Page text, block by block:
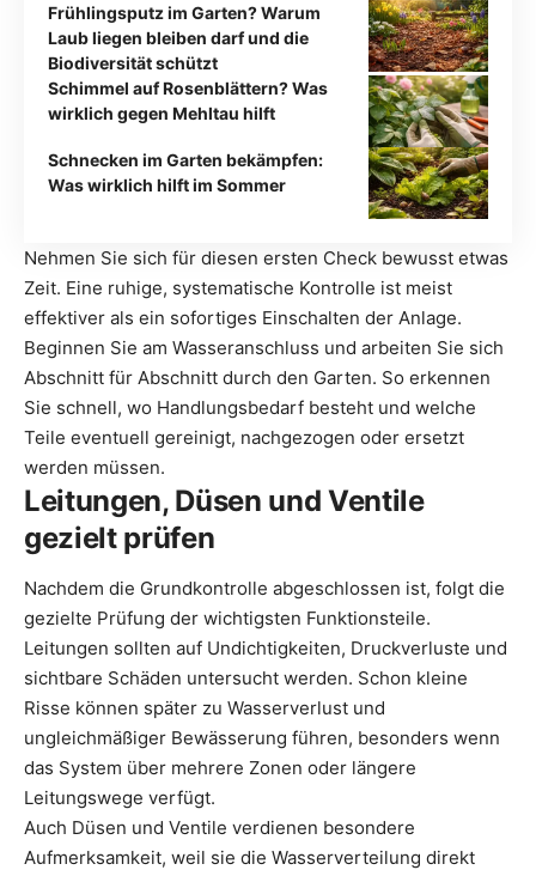
Frühlingsputz im Garten? Warum
Laub liegen bleiben darf und die
Biodiversität schützt
Schimmel auf Rosenblättern? Was
wirklich gegen Mehltau hilft
Schnecken im Garten bekämpfen:
Was wirklich hilft im Sommer
Nehmen Sie sich für diesen ersten Check bewusst etwas
Zeit. Eine ruhige, systematische Kontrolle ist meist
effektiver als ein sofortiges Einschalten der Anlage.
Beginnen Sie am Wasseranschluss und arbeiten Sie sich
Abschnitt für Abschnitt durch den Garten. So erkennen
Sie schnell, wo Handlungsbedarf besteht und welche
Teile eventuell gereinigt, nachgezogen oder ersetzt
werden müssen.
Leitungen, Düsen und Ventile
gezielt prüfen
Nachdem die Grundkontrolle abgeschlossen ist, folgt die
gezielte Prüfung der wichtigsten Funktionsteile.
Leitungen sollten auf Undichtigkeiten, Druckverluste und
sichtbare Schäden untersucht werden. Schon kleine
Risse können später zu Wasserverlust und
ungleichmäßiger Bewässerung führen, besonders wenn
das System über mehrere Zonen oder längere
Leitungswege verfügt.
Auch Düsen und Ventile verdienen besondere
Aufmerksamkeit, weil sie die Wasserverteilung direkt